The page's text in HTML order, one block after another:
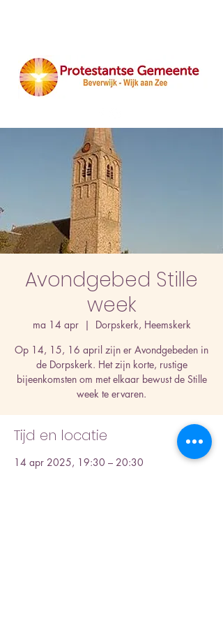
Avondgebed Stille
week
ma 14 apr
  |
Dorpskerk, Heemskerk
Op 14, 15, 16 april zijn er Avondgebeden in
de Dorpskerk. Het zijn korte, rustige
bijeenkomsten om met elkaar bewust de Stille
week te ervaren.
Tijd en locatie
14 apr 2025, 19:30 – 20:30